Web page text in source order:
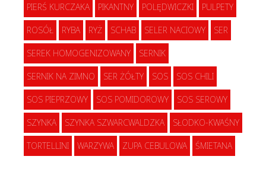
PIERŚ KURCZAKA PIKANTNY POLĘDWICZKI PULPETY
ROSÓŁ RYBA RYŻ SCHAB SELER NACIOWY SER
SEREK HOMOGENIZOWANY SERNIK
SERNIK NA ZIMNO SER ŻÓŁTY SOS SOS CHILI
SOS PIEPRZOWY SOS POMIDOROWY SOS SEROWY
SZYNKA SZYNKA SZWARCWALDZKA SŁODKO-KWAŚNY
TORTELLINI WARZYWA ZUPA CEBULOWA ŚMIETANA